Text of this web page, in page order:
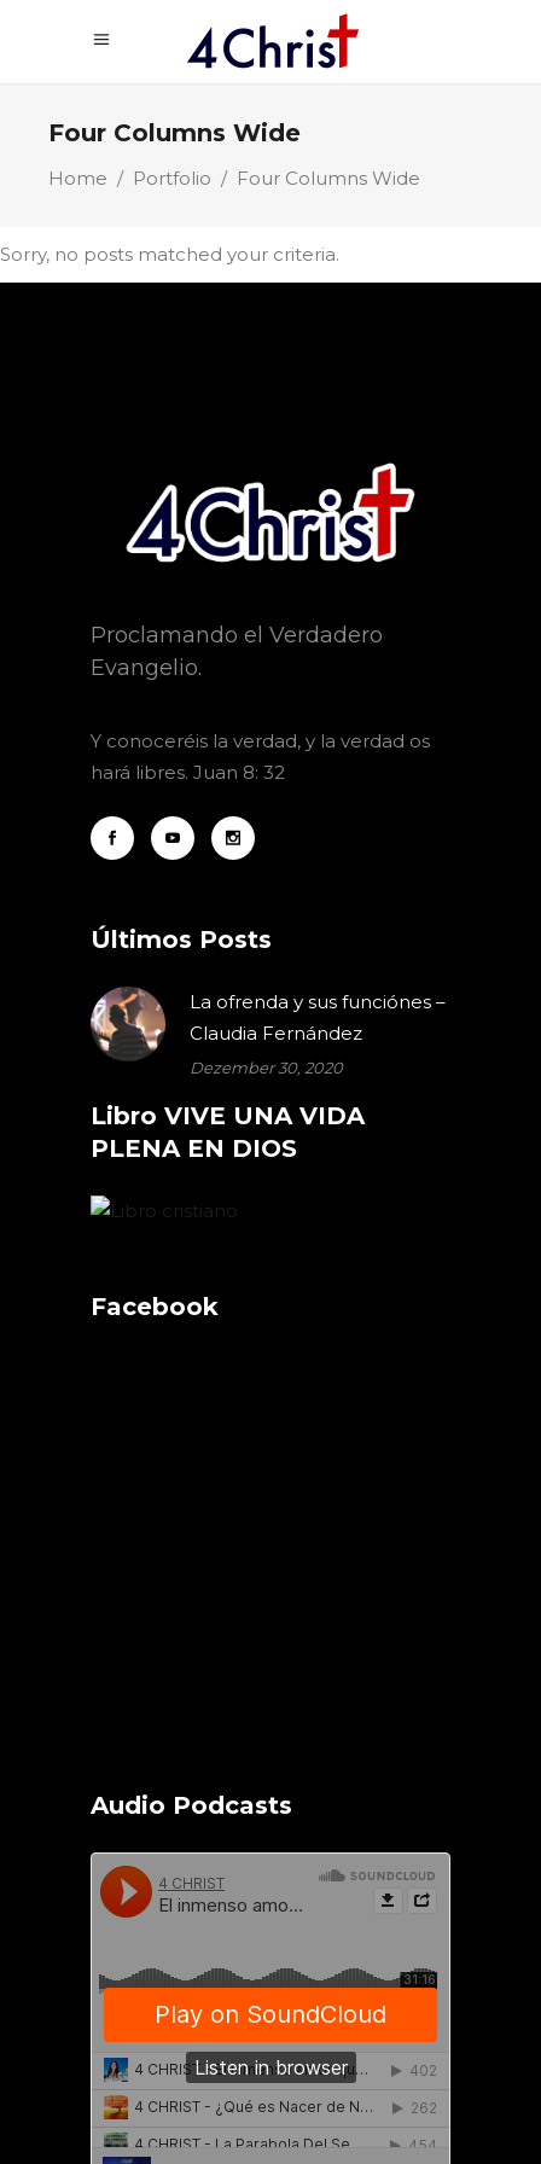
Four Columns Wide
Home / Portfolio / Four Columns Wide
Sorry, no posts matched your criteria.
Proclamando el Verdadero
Evangelio.
Y conoceréis la verdad, y la verdad os
hará libres. Juan 8: 32
Últimos Posts
La ofrenda y sus funciónes –
Claudia Fernández
Dezember 30, 2020
Libro VIVE UNA VIDA
PLENA EN DIOS
Facebook
Audio Podcasts